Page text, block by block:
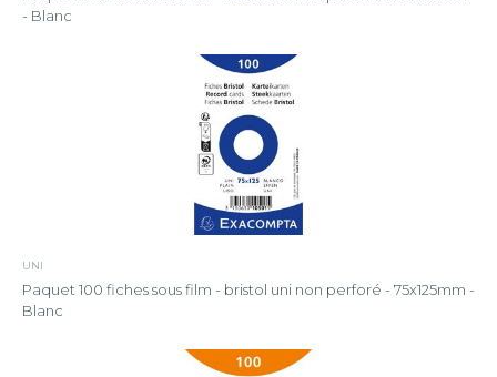
- Blanc
UNI
Paquet 100 fiches sous film - bristol uni non perforé - 75x125mm -
Blanc